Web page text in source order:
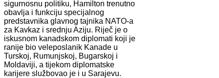
sigurnosnu politiku, Hamilton trenutno
obavlja i funkciju specijalnog
predstavnika glavnog tajnika NATO-a
za Kavkaz i srednju Aziju. Riječ je o
iskusnom kanadskom diplomati koji je
ranije bio veleposlanik Kanade u
Turskoj, Rumunjskoj, Bugarskoj i
Moldaviji, a tijekom diplomatske
karijere službovao je i u Sarajevu.